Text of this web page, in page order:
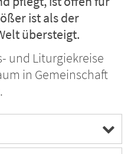
ist als der
übersteigt.
und Liturgiekreise
in Gemeinschaft